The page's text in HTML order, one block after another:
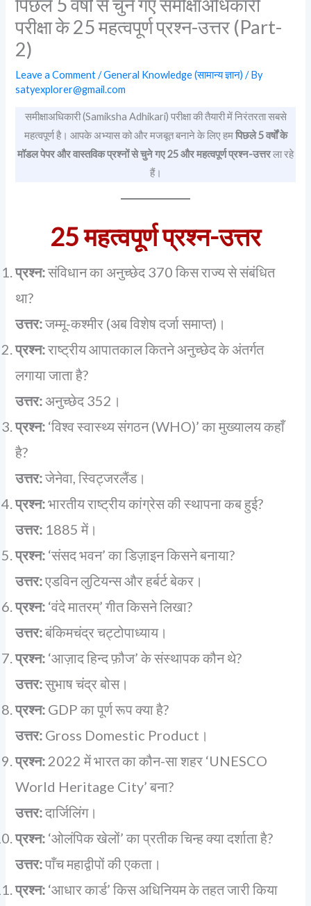
पिछले 5 वर्षों से चुने गए समीक्षाअधिकारी
परीक्षा के 25 महत्वपूर्ण प्रश्न-उत्तर (Part-
2)
Leave a Comment /General Knowledge (सामान्य ज्ञान) / By
satyexplorer@gmail.com
समीक्षाअधिकारी (Samiksha Adhikari) परीक्षा की तैयारी में निरंतरता सबसे
महत्वपूर्ण है। आपके अभ्यास को और मजबूत बनाने के लिए हमपिछले 5 वर्षों के
मॉडल पेपर और वास्तविक प्रश्नों से चुने गए 25 और महत्वपूर्ण प्रश्न-उत्तरला रहे
हैं।
25 महत्वपूर्ण प्रश्न-उत्तर
प्रश्न:संविधान का अनुच्छेद 370 किस राज्य से संबंधित
था?
उत्तर:जम्मू-कश्मीर (अब विशेष दर्जा समाप्त)।
प्रश्न:राष्ट्रीय आपातकाल कितने अनुच्छेद के अंतर्गत
लगाया जाता है?
उत्तर:अनुच्छेद 352।
प्रश्न: ‘विश्व स्वास्थ्य संगठन (WHO)’ का मुख्यालय कहाँ
है?
उत्तर:जेनेवा, स्विट्जरलैंड।
प्रश्न:भारतीय राष्ट्रीय कांग्रेस की स्थापना कब हुई?
उत्तर: 1885 में।
प्रश्न: ‘संसद भवन’ का डिज़ाइन किसने बनाया?
उत्तर:एडविन लुटियन्स और हर्बर्ट बेकर।
प्रश्न: ‘वंदे मातरम्’ गीत किसने लिखा?
उत्तर:बंकिमचंद्र चट्टोपाध्याय।
प्रश्न: ‘आज़ाद हिन्द फ़ौज’ के संस्थापक कौन थे?
उत्तर:सुभाष चंद्र बोस।
प्रश्न: GDP का पूर्ण रूप क्या है?
उत्तर: Gross Domestic Product।
प्रश्न: 2022 में भारत का कौन-सा शहर ‘UNESCO
World Heritage City’ बना?
उत्तर:दार्जिलिंग।
प्रश्न: ‘ओलंपिक खेलों’ का प्रतीक चिन्ह क्या दर्शाता है?
उत्तर:पाँच महाद्वीपों की एकता।
प्रश्न: ‘आधार कार्ड’ किस अधिनियम के तहत जारी किया